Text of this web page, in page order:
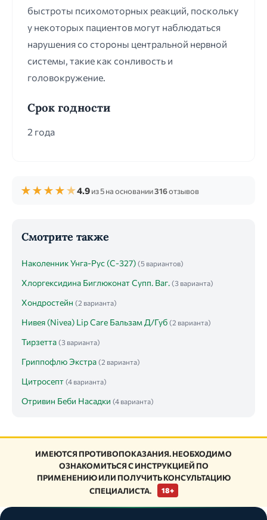
быстроты психомоторных реакций, поскольку
у некоторых пациентов могут наблюдаться
нарушения со стороны центральной нервной
системы, такие как сонливость и
головокружение.
Срок годности
2 года
★★★★★4.9из 5 на основании316отзывов
Смотрите также
Наколенник Унга-Рус (С-327) (5 вариантов)
Хлоргексидина Биглюконат Супп. Ваг. (3 варианта)
Хондростейн (2 варианта)
Нивея (Nivea) Lip Care Бальзам Д/Губ (2 варианта)
Тирзетта (3 варианта)
Гриппофлю Экстра (2 варианта)
Цитросепт (4 варианта)
Отривин Беби Насадки (4 варианта)
ИМЕЮТСЯ ПРОТИВОПОКАЗАНИЯ. НЕОБХОДИМО
ОЗНАКОМИТЬСЯ С ИНСТРУКЦИЕЙ ПО
ПРИМЕНЕНИЮ ИЛИ ПОЛУЧИТЬ КОНСУЛЬТАЦИЮ
СПЕЦИАЛИСТА.
18+